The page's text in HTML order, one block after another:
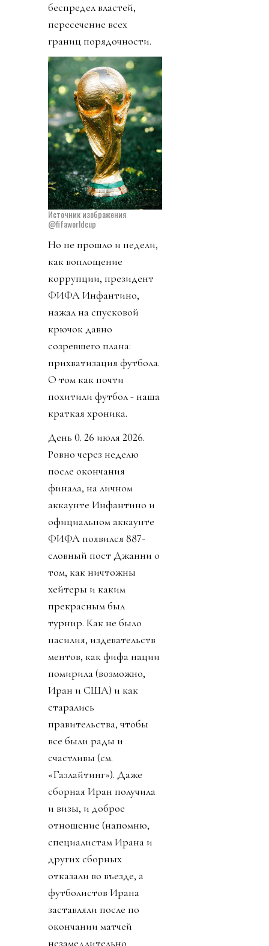
беспредел властей,
пересечение всех
границ порядочности.
Источник изображения
@fifaworldcup
Но не прошло и недели,
как воплощение
коррупции, президент
ФИФА Инфантино,
нажал на спусковой
крючок давно
созревшего плана:
прихватизация футбола.
О том как почти
похитили футбол - наша
краткая хроника.
День 0. 26 июля 2026.
Ровно через неделю
после окончания
финала, на личном
аккаунте Инфантино и
официальном аккаунте
ФИФА появился 887-
словный пост Джанни о
том, как ничтожны
хейтеры и каким
прекрасным был
турнир. Как не было
насилия, издевательств
ментов, как фифа нации
помирила (возможно,
Иран и США) и как
старались
правительства, чтобы
все были рады и
счастливы (см.
«Газлайтинг»). Даже
сборная Иран получила
и визы, и доброе
отношение (напомню,
специалистам Ирана и
других сборных
отказали во въезде, а
футболистов Ирана
заставляли после по
окончании матчей
незамедлительно